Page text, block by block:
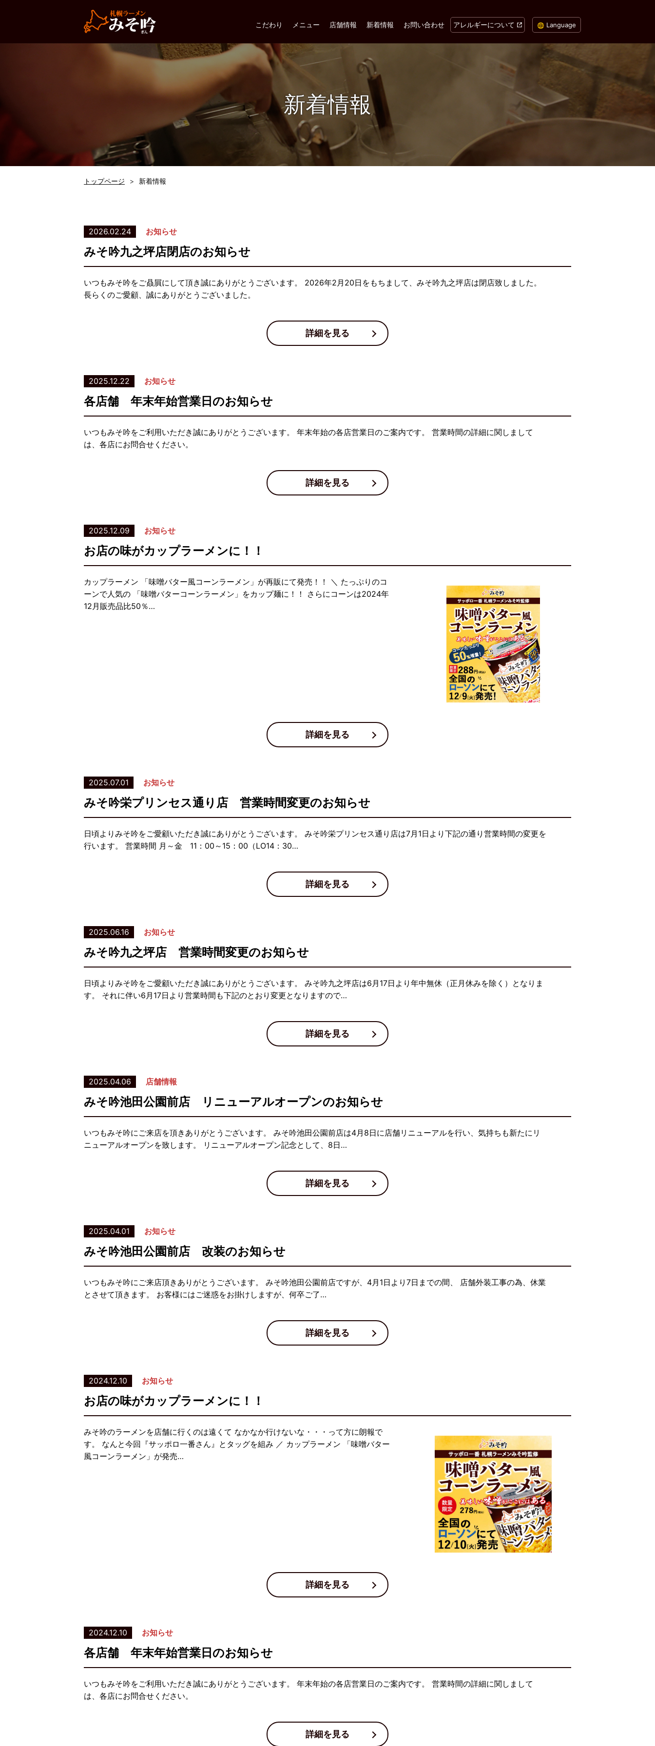
Language
こだわり メニュー 店舗情報 新着情報 お問い合わせ アレルギーについて
新着情報
トップページ 新着情報
2026.02.24 お知らせ
みそ吟九之坪店閉店のお知らせ
いつもみそ吟をご贔屓にして頂き誠にありがとうございます。 2026年2月20日をもちまして、みそ吟九之坪店は閉店致しました。
長らくのご愛顧、誠にありがとうございました。
詳細を見る
2025.12.22 お知らせ
各店舗 年末年始営業日のお知らせ
いつもみそ吟をご利用いただき誠にありがとうございます。 年末年始の各店営業日のご案内です。 営業時間の詳細に関しまして
は、各店にお問合せください。
詳細を見る
2025.12.09 お知らせ
お店の味がカップラーメンに！！
カップラーメン 「味噌バター風コーンラーメン」が再販にて発売！！ ＼ たっぷりのコ
ーンで人気の 「味噌バターコーンラーメン」をカップ麺に！！ さらにコーンは2024年
12月販売品比50％…
詳細を見る
2025.07.01 お知らせ
みそ吟栄プリンセス通り店 営業時間変更のお知らせ
日頃よりみそ吟をご愛顧いただき誠にありがとうございます。 みそ吟栄プリンセス通り店は7月1日より下記の通り営業時間の変更を
行います。 営業時間 月～金 11：00～15：00（LO14：30…
詳細を見る
2025.06.16 お知らせ
みそ吟九之坪店 営業時間変更のお知らせ
日頃よりみそ吟をご愛顧いただき誠にありがとうございます。 みそ吟九之坪店は6月17日より年中無休（正月休みを除く）となりま
す。 それに伴い6月17日より営業時間も下記のとおり変更となりますので…
詳細を見る
2025.04.06 店舗情報
みそ吟池田公園前店 リニューアルオープンのお知らせ
いつもみそ吟にご来店を頂きありがとうございます。 みそ吟池田公園前店は4月8日に店舗リニューアルを行い、気持ちも新たにリ
ニューアルオープンを致します。 リニューアルオープン記念として、8日…
詳細を見る
2025.04.01 お知らせ
みそ吟池田公園前店 改装のお知らせ
いつもみそ吟にご来店頂きありがとうございます。 みそ吟池田公園前店ですが、4月1日より7日までの間、 店舗外装工事の為、休業
とさせて頂きます。 お客様にはご迷惑をお掛けしますが、何卒ご了…
詳細を見る
2024.12.10 お知らせ
お店の味がカップラーメンに！！
みそ吟のラーメンを店舗に行くのは遠くて なかなか行けないな・・・って方に朗報で
す。 なんと今回『サッポロ一番さん』とタッグを組み ／ カップラーメン 「味噌バター
風コーンラーメン」が発売…
詳細を見る
2024.12.10 お知らせ
各店舗 年末年始営業日のお知らせ
いつもみそ吟をご利用いただき誠にありがとうございます。 年末年始の各店営業日のご案内です。 営業時間の詳細に関しまして
は、各店にお問合せください。
詳細を見る